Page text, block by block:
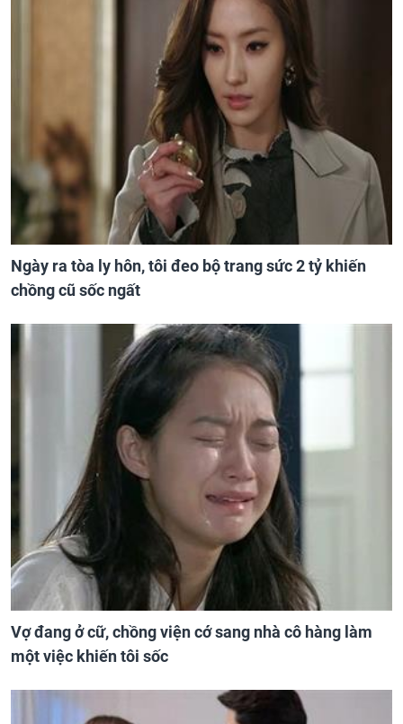
Ngày ra tòa ly hôn, tôi đeo bộ trang sức 2 tỷ khiến
chồng cũ sốc ngất
Vợ đang ở cữ, chồng viện cớ sang nhà cô hàng làm
một việc khiến tôi sốc